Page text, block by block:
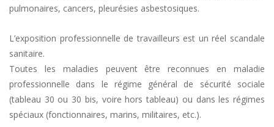
pulmonaires, cancers, pleurésies asbestosiques.
L’exposition professionnelle de travailleurs est un réel scandale
sanitaire.
Toutes les maladies peuvent être reconnues en maladie
professionnelle dans le régime général de sécurité sociale
(tableau 30 ou 30 bis, voire hors tableau) ou dans les régimes
spéciaux (fonctionnaires, marins, militaires, etc.).